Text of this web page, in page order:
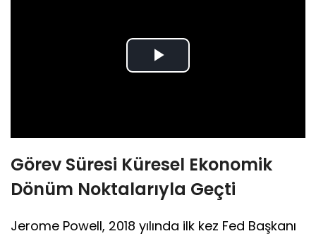
Play
Görev Süresi Küresel Ekonomik
Dönüm Noktalarıyla Geçti
Jerome Powell, 2018 yılında ilk kez Fed Başkanı